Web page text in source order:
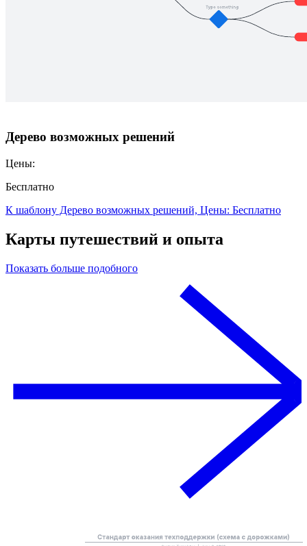
Дерево возможных решений
Цены:
Бесплатно
К шаблону Дерево возможных решений, Цены: Бесплатно
Карты путешествий и опыта
Показать больше подобного